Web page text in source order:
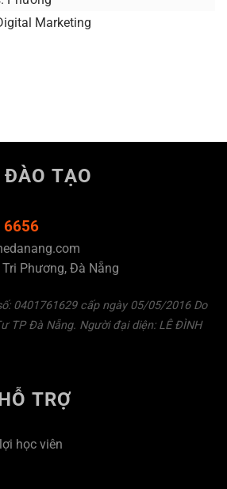
Marketing
TẠO
6656
Phương, Đà Nẵng
0401761629 cấp ngày 05/05/2016 Do
TP Đà Nẵng. Người đại diện: LÊ ĐÌNH
TRỢ
học viên